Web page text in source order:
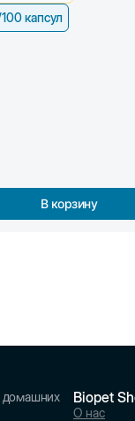
капсул
В корзину
домашних
Biopet
О нас